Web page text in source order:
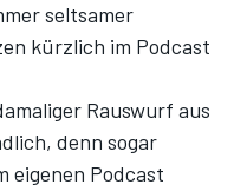
seltsamer
kürzlich im Podcast
Rauswurf aus
denn sogar
eigenen Podcast